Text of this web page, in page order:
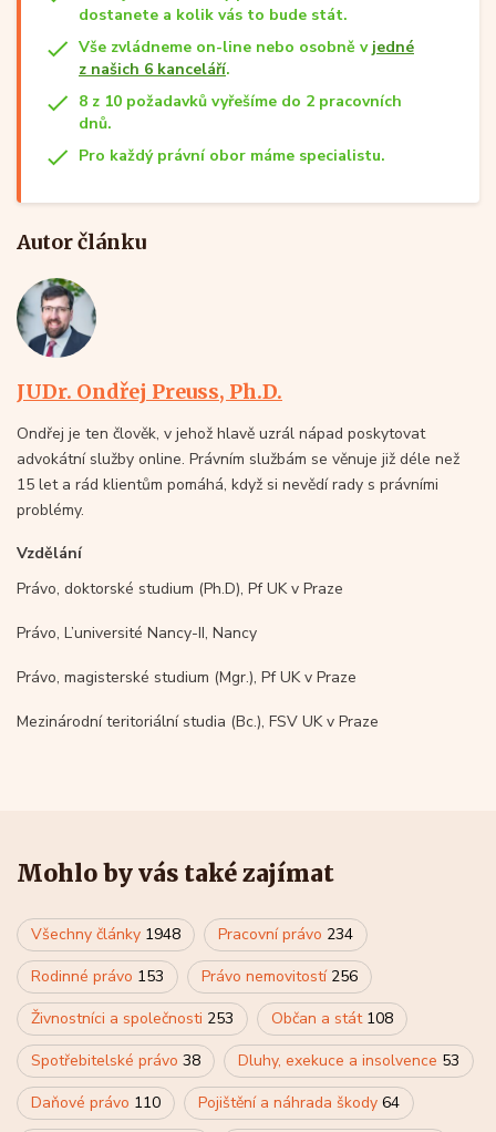
dostanete a kolik vás to bude stát.
Vše zvládneme on-line nebo osobně v jedné
z našich 6 kanceláří.
8 z 10 požadavků vyřešíme do 2 pracovních
dnů.
Pro každý právní obor máme specialistu.
Autor článku
JUDr. Ondřej Preuss, Ph.D.
Ondřej je ten člověk, v jehož hlavě uzrál nápad poskytovat
advokátní služby online. Právním službám se věnuje již déle než
15 let a rád klientům pomáhá, když si nevědí rady s právními
problémy.
Vzdělání
Právo, doktorské studium (Ph.D), Pf UK v Praze
Právo, L’université Nancy-II, Nancy
Právo, magisterské studium (Mgr.), Pf UK v Praze
Mezinárodní teritoriální studia (Bc.), FSV UK v Praze
Mohlo by vás také zajímat
Všechny články 1948 Pracovní právo 234
Rodinné právo 153 Právo nemovitostí 256
Živnostníci a společnosti 253 Občan a stát 108
Spotřebitelské právo 38 Dluhy, exekuce a insolvence 53
Daňové právo 110 Pojištění a náhrada škody 64